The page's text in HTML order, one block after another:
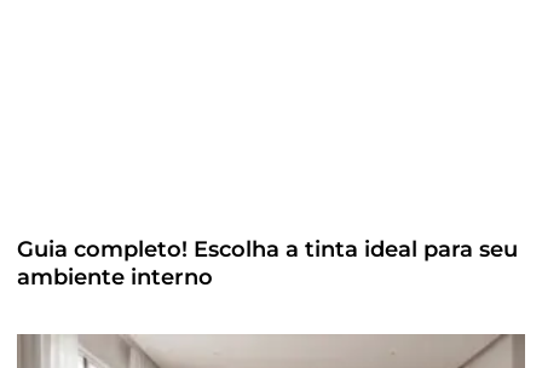
Guia completo! Escolha a tinta ideal para seu
ambiente interno